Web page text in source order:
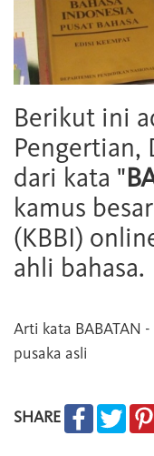
Berikut ini
Pengertian,
dari kata "
kamus
(KBBI)
ahli bahasa.
Arti kata BABATAN -
pusaka asli
SHARE